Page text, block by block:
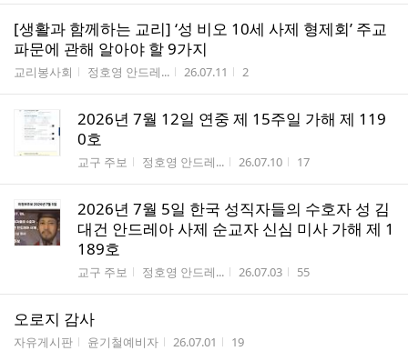
[생활과 함께하는 교리] ‘성 비오 10세 사제 형제회’ 주교
파문에 관해 알아야 할 9가지
게시판명
교리봉사회 작성자
정호영 안드레... 작성시간
26.07.11 조회수
2
2026년 7월 12일 연중 제 15주일 가해 제 119
0호
게시판명
교구 주보 작성자
정호영 안드레... 작성시간
26.07.10 조회수
17
2026년 7월 5일 한국 성직자들의 수호자 성 김
대건 안드레아 사제 순교자 신심 미사 가해 제 1
189호
게시판명
교구 주보 작성자
정호영 안드레... 작성시간
26.07.03 조회수
55
오로지 감사
게시판명
자유게시판 작성자
윤기철예비자 작성시간
26.07.01 조회수
19